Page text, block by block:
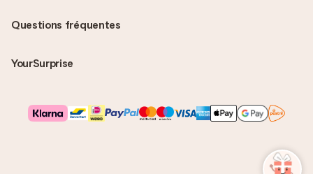
Questions fréquentes
YourSurprise